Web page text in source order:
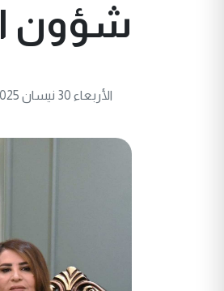
شؤون
الأربعاء 30 نيسان 2025